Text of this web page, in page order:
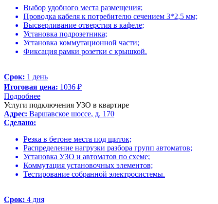
Выбор удобного места размещения;
Проводка кабеля к потребителю сечением 3*2,5 мм;
Высверливание отверстия в кафеле;
Установка подрозетника;
Установка коммутационной части;
Фиксация рамки розетки с крышкой.
Срок: 1 день
Итоговая цена: 1036 ₽
Подробнее
Услуги подключения УЗО в квартире
Адрес: Варшавское шоссе, д. 170
Сделано:
Резка в бетоне места под щиток;
Распределение нагрузки разбора групп автоматов;
Установка УЗО и автоматов по схеме;
Коммутация установочных элементов;
Тестирование собранной электросистемы.
Срок: 4 дня